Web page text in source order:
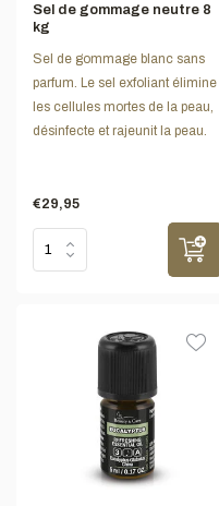
Sel de gommage neutre 8
kg
Sel de gommage blanc sans
parfum. Le sel exfoliant élimine
les cellules mortes de la peau,
désinfecte et rajeunit la peau.
€29,95